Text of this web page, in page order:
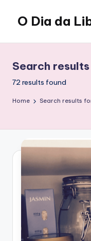
content
O Dia da
Lifestyle
Search
72 results found
Home Search results